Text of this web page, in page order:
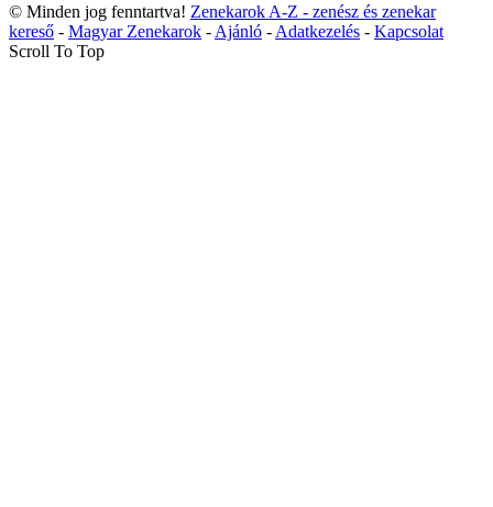
© Minden jog fenntartva! Zenekarok A-Z - zenész és zenekar
kereső - Magyar Zenekarok - Ajánló - Adatkezelés - Kapcsolat
Scroll To Top